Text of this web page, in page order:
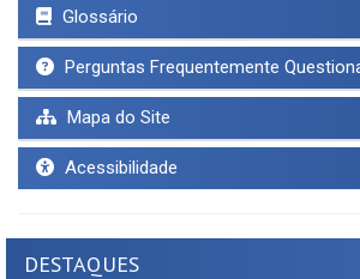
Glossário
Perguntas Frequentemente
Mapa do Site
Acessibilidade
DESTAQUES